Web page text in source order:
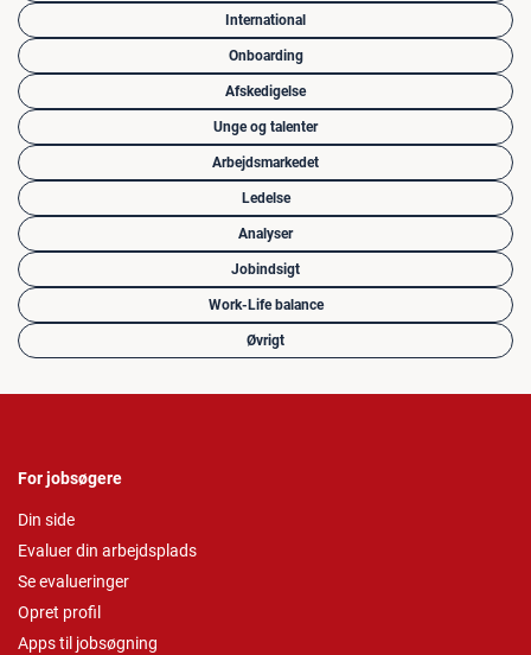
International
Onboarding
Afskedigelse
Unge og talenter
Arbejdsmarkedet
Ledelse
Analyser
Jobindsigt
Work-Life balance
Øvrigt
For jobsøgere
Din side
Evaluer din arbejdsplads
Se evalueringer
Opret profil
Apps til jobsøgning